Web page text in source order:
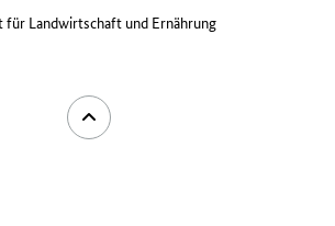
Landwirtschaft und Ernährung